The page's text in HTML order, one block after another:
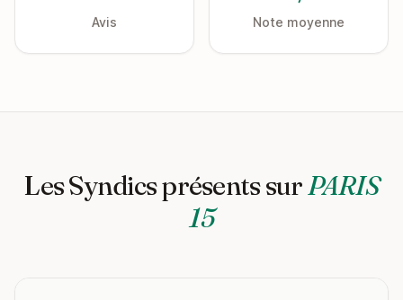
Avis Note moyenne
Les Syndics présents surPARIS
15